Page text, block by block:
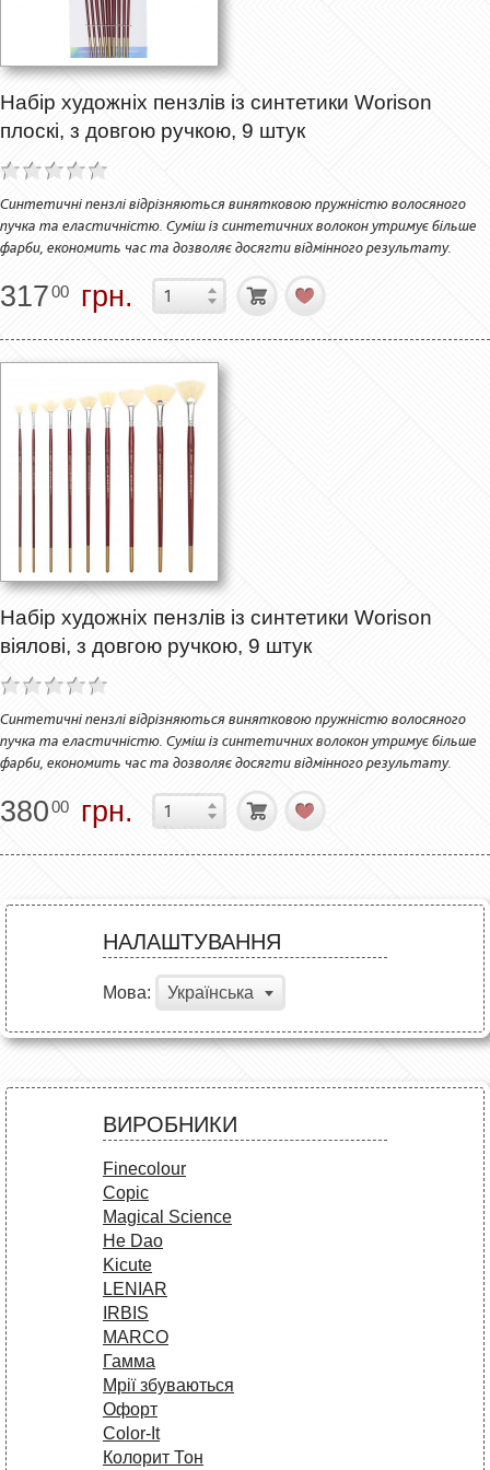
Набір художніх пензлів із синтетики Worison
плоскі, з довгою ручкою, 9 штук
Синтетичні пензлі відрізняються винятковою пружністю волосяного
пучка та еластичністю. Суміш із синтетичних волокон утримує більше
фарби, економить час та дозволяє досягти відмінного результату.
31700 грн.
Набір художніх пензлів із синтетики Worison
віялові, з довгою ручкою, 9 штук
Синтетичні пензлі відрізняються винятковою пружністю волосяного
пучка та еластичністю. Суміш із синтетичних волокон утримує більше
фарби, економить час та дозволяє досягти відмінного результату.
38000 грн.
НАЛАШТУВАННЯ
Мова: Українська
ВИРОБНИКИ
Finecolour
Copic
Magical Science
He Dao
Kicute
LENIAR
IRBIS
MARCO
Гамма
Мрії збуваються
Офорт
Сolor-It
Колорит Тон